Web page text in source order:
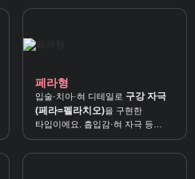
페라형
입술·치아·혀 디테일로 구강 자극
(페라=펠라치오)을 구현한
타입이에요. 흡입감·혀 자극 등
페라 특화 포인트를 원할 때 잘
맞습니다.